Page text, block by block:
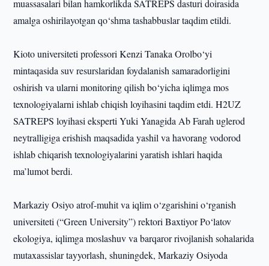
muassasalari bilan hamkorlikda SATREPS dasturi doirasida
amalga oshirilayotgan qo‘shma tashabbuslar taqdim etildi.
Kioto universiteti professori Kenzi Tanaka Orolbo‘yi
mintaqasida suv resurslaridan foydalanish samaradorligini
oshirish va ularni monitoring qilish bo‘yicha iqlimga mos
texnologiyalarni ishlab chiqish loyihasini taqdim etdi. H2UZ
SATREPS loyihasi eksperti Yuki Yanagida Ab Farah uglerod
neytralligiga erishish maqsadida yashil va havorang vodorod
ishlab chiqarish texnologiyalarini yaratish ishlari haqida
ma’lumot berdi.
Markaziy Osiyo atrof-muhit va iqlim o‘zgarishini o‘rganish
universiteti (“Green University”) rektori Baxtiyor Po‘latov
ekologiya, iqlimga moslashuv va barqaror rivojlanish sohalarida
mutaxassislar tayyorlash, shuningdek, Markaziy Osiyoda